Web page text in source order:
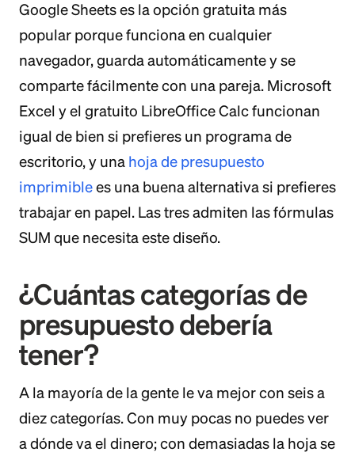
Google Sheets es la opción gratuita más
popular porque funciona en cualquier
navegador, guarda automáticamente y se
comparte fácilmente con una pareja. Microsoft
Excel y el gratuito LibreOffice Calc funcionan
igual de bien si prefieres un programa de
escritorio, y una hoja de presupuesto
imprimiblees una buena alternativa si prefieres
trabajar en papel. Las tres admiten las fórmulas
SUM que necesita este diseño.
¿Cuántas categorías de
presupuesto debería
tener?
A la mayoría de la gente le va mejor con seis a
diez categorías. Con muy pocas no puedes ver
a dónde va el dinero; con demasiadas la hoja se